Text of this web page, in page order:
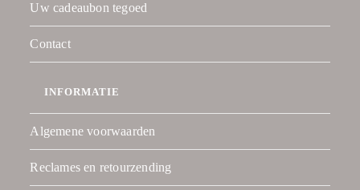
Uw cadeaubon tegoed
Contact
INFORMATIE
Algemene voorwaarden
Reclames en retourzending